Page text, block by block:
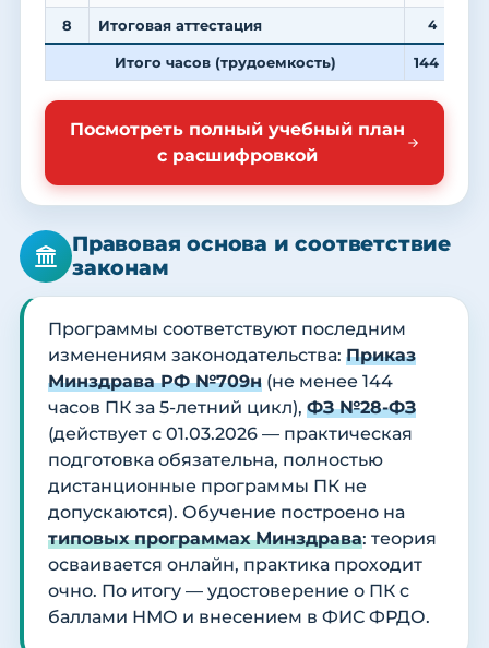
8 Итоговая аттестация 4
Итого часов (трудоемкость) 144
Посмотреть полный учебный план
с расшифровкой
Правовая основа и соответствие
законам
Программы соответствуют последним
изменениям законодательства: Приказ
Минздрава РФ №709н (не менее 144
часов ПК за 5-летний цикл), ФЗ №28-ФЗ
(действует с 01.03.2026 — практическая
подготовка обязательна, полностью
дистанционные программы ПК не
допускаются). Обучение построено на
типовых программах Минздрава: теория
осваивается онлайн, практика проходит
очно. По итогу — удостоверение о ПК с
баллами НМО и внесением в ФИС ФРДО.